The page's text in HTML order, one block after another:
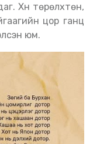
Хүн төрөлхтөн,
цор ганц
юм.